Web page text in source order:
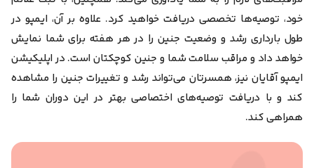
خود، توصیه‌ها تخصصی دریافت خواهید کرد. علاوه بر آن، ایمپو در
طول بارداری رشد و وضعیت جنین را در هر هفته برای شما نمایش
خواهد داد و مراقب سلامت شما و جنین کوچکتان است. در اپلیکیشن
ایمپو آقایان نیز، همسرتان می‌تواند رشد و تغییرات جنین را مشاهده
کند و با دریافت توصیه‌های اختصاصی بهتر در این دوران شما را
همراهی کند.